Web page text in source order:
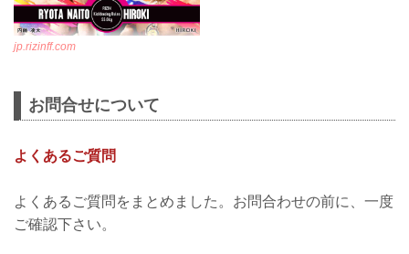
jp.rizinff.com
お問合せについて
よくあるご質問
よくあるご質問をまとめました。お問合わせの前に、一度
ご確認下さい。